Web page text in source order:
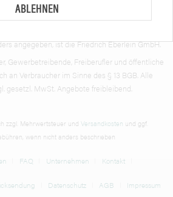
angegeben, ist die Friedrich Eberlein GmbH.
Gewerbetreibende, Freiberufler und öffentliche
an Verbraucher im Sinne des § 13 BGB. Alle
gesetzl. MwSt. Angebote freibleibend.
zzgl. Mehrwertsteuer und Versandkosten und ggf.
wenn nicht anders beschrieben
FAQ Unternehmen Kontakt
Datenschutz AGB Impressum
ABLEHNEN